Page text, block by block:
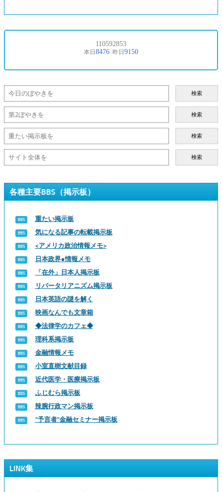
検索
検索
検索
検索
各種主要BBS（掲示板）
重たい掲示板
気になる記事の転載掲示板
<アメリカ政治情報メモ>
日本政界●情報メモ
「在外」日本人掲示板
リバータリアニズム掲示板
日本英語の謎を解く
映画なんでも文章箱
◆法律学のカフェ◆
理科系掲示板
金融情報メモ
小室直樹文献目録
近代医学・医療掲示板
ふじむら掲示板
辣腕行政マン掲示板
“予言者”金融セミナー掲示板
LINK集